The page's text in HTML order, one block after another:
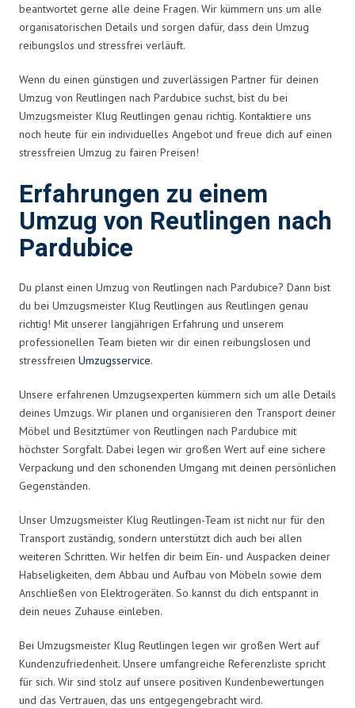
beantwortet gerne alle deine Fragen. Wir kümmern uns um alle
organisatorischen Details und sorgen dafür, dass dein Umzug
reibungslos und stressfrei verläuft.
Wenn du einen günstigen und zuverlässigen Partner für deinen
Umzug von Reutlingen nach Pardubice suchst, bist du bei
Umzugsmeister Klug Reutlingen genau richtig. Kontaktiere uns
noch heute für ein individuelles Angebot und freue dich auf einen
stressfreien Umzug zu fairen Preisen!
Erfahrungen zu einem
Umzug von Reutlingen nach
Pardubice
Du planst einen Umzug von Reutlingen nach Pardubice? Dann bist
du bei Umzugsmeister Klug Reutlingen aus Reutlingen genau
richtig! Mit unserer langjährigen Erfahrung und unserem
professionellen Team bieten wir dir einen reibungslosen und
stressfreien Umzugsservice.
Unsere erfahrenen Umzugsexperten kümmern sich um alle Details
deines Umzugs. Wir planen und organisieren den Transport deiner
Möbel und Besitztümer von Reutlingen nach Pardubice mit
höchster Sorgfalt. Dabei legen wir großen Wert auf eine sichere
Verpackung und den schonenden Umgang mit deinen persönlichen
Gegenständen.
Unser Umzugsmeister Klug Reutlingen-Team ist nicht nur für den
Transport zuständig, sondern unterstützt dich auch bei allen
weiteren Schritten. Wir helfen dir beim Ein- und Auspacken deiner
Habseligkeiten, dem Abbau und Aufbau von Möbeln sowie dem
Anschließen von Elektrogeräten. So kannst du dich entspannt in
dein neues Zuhause einleben.
Bei Umzugsmeister Klug Reutlingen legen wir großen Wert auf
Kundenzufriedenheit. Unsere umfangreiche Referenzliste spricht
für sich. Wir sind stolz auf unsere positiven Kundenbewertungen
und das Vertrauen, das uns entgegengebracht wird.